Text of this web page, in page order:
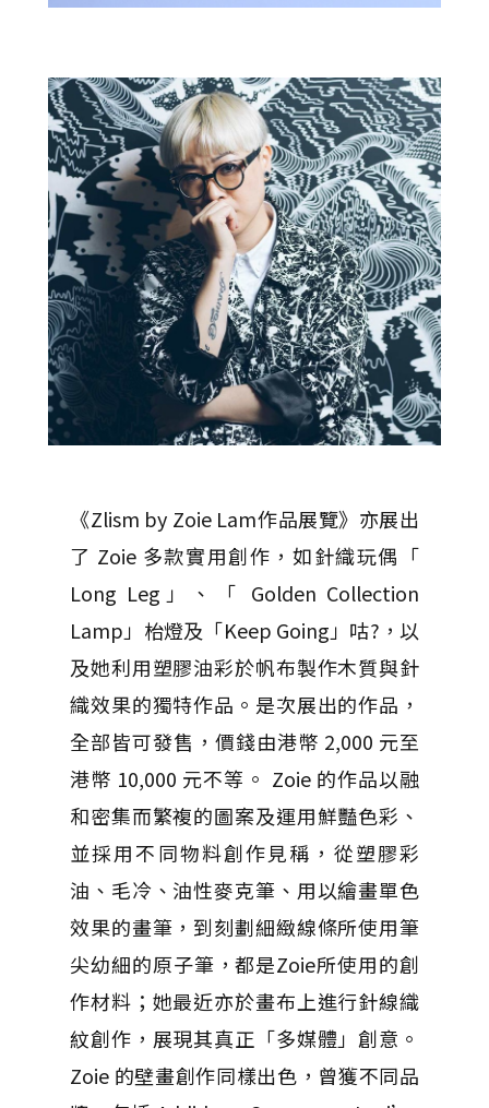
《Zlism by Zoie Lam作品展覽》亦展出
了 Zoie 多款實用創作，如針織玩偶「
Long Leg」、「 Golden Collection
Lamp」枱燈及「Keep Going」咕?，以
及她利用塑膠油彩於帆布製作木質與針
織效果的獨特作品。是次展出的作品，
全部皆可發售，價錢由港幣 2,000 元至
港幣 10,000 元不等。 Zoie 的作品以融
和密集而繁複的圖案及運用鮮豔色彩、
並採用不同物料創作見稱，從塑膠彩
油、毛冷、油性麥克筆、用以繪畫單色
效果的畫筆，到刻劃細緻線條所使用筆
尖幼細的原子筆，都是Zoie所使用的創
作材料；她最近亦於畫布上進行針線織
紋創作，展現其真正「多媒體」創意。
Zoie 的壁畫創作同樣出色，曾獲不同品